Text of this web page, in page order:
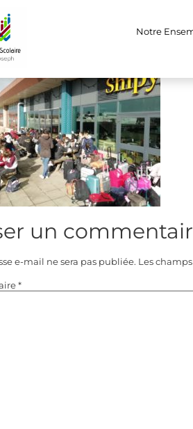
Notre
20230327-
un
e-mail ne sera pas publiée. Les
*